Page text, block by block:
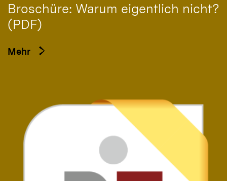
Broschüre: Warum eigentlich nicht?
(PDF)
Mehr